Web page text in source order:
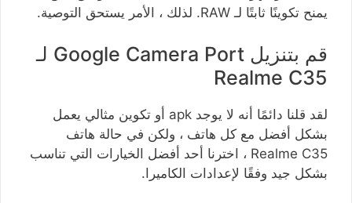
يمنح تكوينًا ثابتًا لـ RAW. لذلك ، الأمر يستحق التوصية.
قم بتنزيل Google Camera Port لـ
Realme C35
لقد قلنا دائمًا أنه لا يوجد apk أو تكوين مثالي يعمل
بشكل أفضل مع كل هاتف ، ولكن في حالة هاتف
Realme C35 ، اخترنا أحد أفضل الخيارات التي تناسب
بشكل جيد وفقًا لإعدادات الكاميرا.